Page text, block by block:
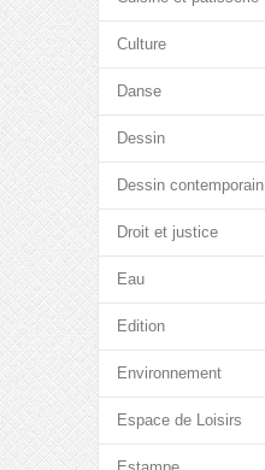
Culture
Danse
Dessin
Dessin contemporain
Droit et justice
Eau
Edition
Environnement
Espace de Loisirs